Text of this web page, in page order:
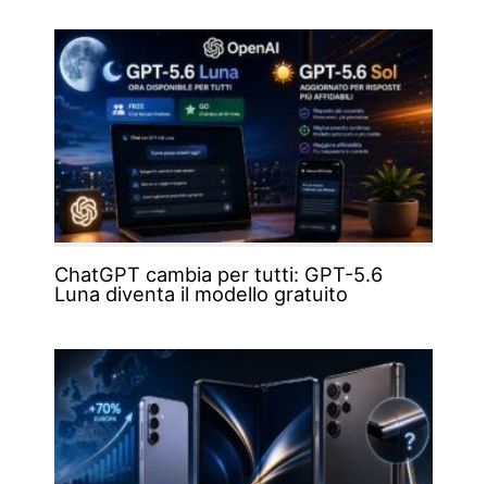
ChatGPT cambia per tutti: GPT-5.6
Luna diventa il modello gratuito